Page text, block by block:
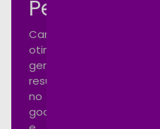
Performance
Campanhas
otimizadas
gerando
resultados
no
google